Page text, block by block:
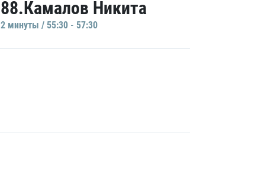
88.Камалов Никита
2 минуты / 55:30 - 57:30